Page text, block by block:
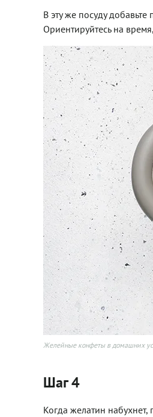
В эту же посуду
Ориентируйтесь на
Желейные конфеты в домашних
Шаг 4
Когда желатин